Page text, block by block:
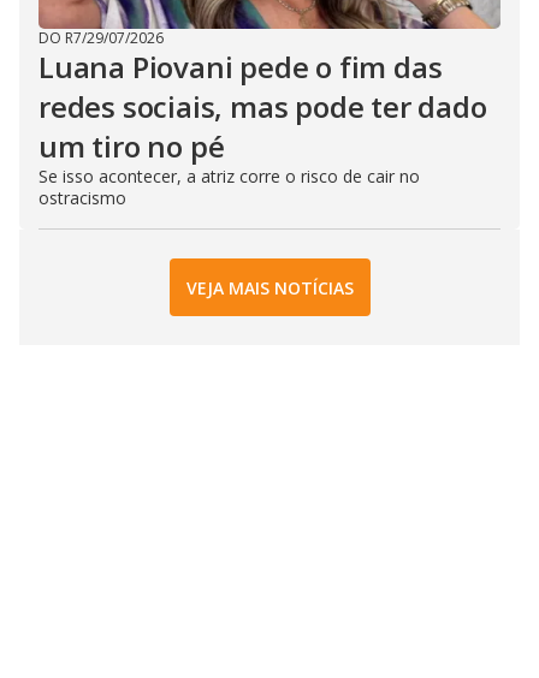
DO R7/29/07/2026
Luana Piovani pede o fim das
redes sociais, mas pode ter dado
um tiro no pé
Se isso acontecer, a atriz corre o risco de cair no
ostracismo
VEJA MAIS NOTÍCIAS